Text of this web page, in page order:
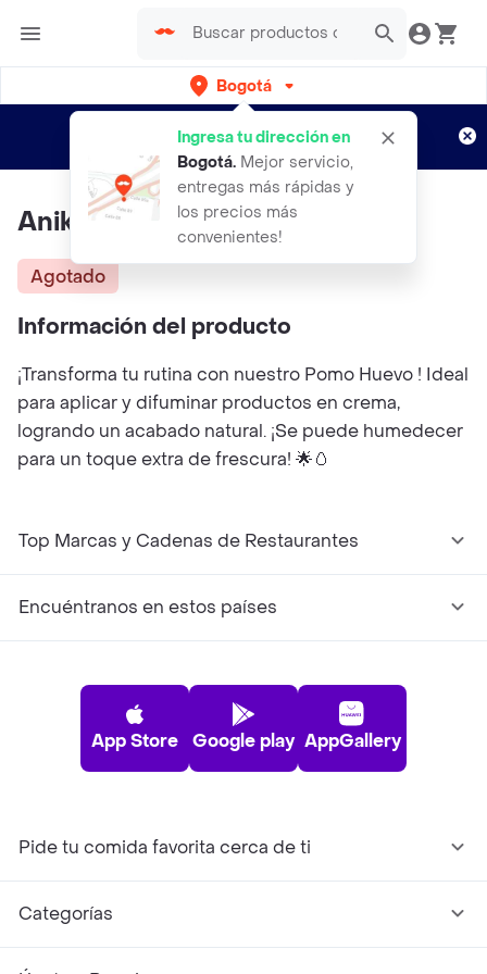
Bogotá
Ingresa tu dirección en
Bogotá. Mejor servicio,
entregas más rápidas y
los precios más
convenientes!
envíos gratis por semanas
Aplican TyC
Anik Pomo Huevo
Agotado
Información del producto
¡Transforma tu rutina con nuestro Pomo Huevo ! Ideal
para aplicar y difuminar productos en crema,
logrando un acabado natural. ¡Se puede humedecer
para un toque extra de frescura! 🌟🥚
Top Marcas y Cadenas de Restaurantes
Encuéntranos en estos países
App Store Google play AppGallery
Pide tu comida favorita cerca de ti
Categorías